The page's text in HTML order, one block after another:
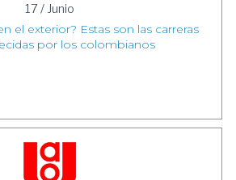
17 / Junio
el exterior? Estas son las carreras
por los colombianos